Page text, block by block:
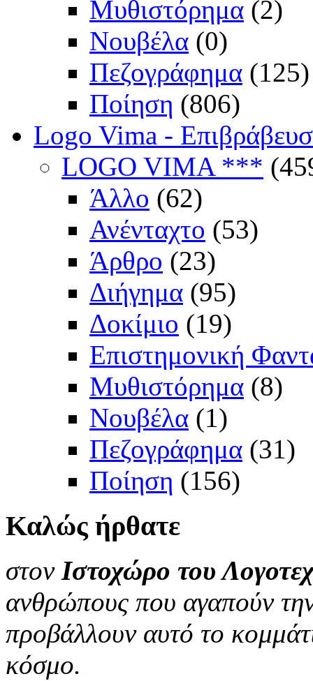
Μυθιστόρημα (2)
Νουβέλα (0)
Πεζογράφημα (125)
Ποίηση (806)
Logo Vima -
LOGO VIMA ***
Άλλο (62)
Ανένταχτο (53)
Άρθρο (23)
Διήγημα (95)
Δοκίμιο (19)
Επιστημονική
Μυθιστόρημα (8)
Νουβέλα (1)
Πεζογράφημα (31)
Ποίηση (156)
Καλώς ήρθατε
στον Ιστοχώρο του
ανθρώπους που αγαπούν
προβάλλουν αυτό το
κόσμο.